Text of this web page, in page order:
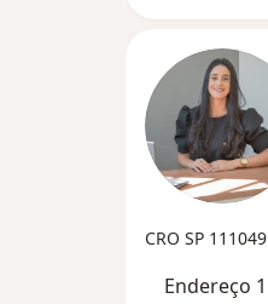
CRO SP 111049
Endereço 1